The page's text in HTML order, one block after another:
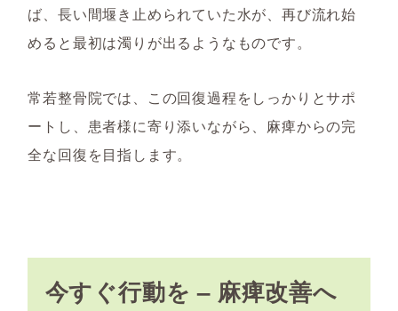
ば、長い間堰き止められていた水が、再び流れ始
めると最初は濁りが出るようなものです。
常若整骨院では、この回復過程をしっかりとサポ
ートし、患者様に寄り添いながら、麻痺からの完
全な回復を目指します。
今すぐ行動を – 麻痺改善へ